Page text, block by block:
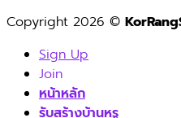
Copyright 2026 ©
Sign Up
Join
หน้าหลัก
รับสร้างบ้านหรู